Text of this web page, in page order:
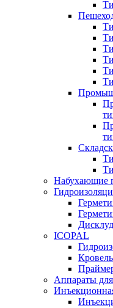
Набухающие
ICOPAL
Аппараты